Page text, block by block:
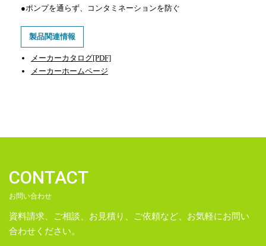
●ポンプを通らず、コンタミネーションを防ぐ
製品関連情報
メーカーカタログ[PDF]
メーカーホームページ
CONTACT
お問い合わせ
資料請求、ご相談、お見積り、ご依頼など、お気軽にお問い
合わせください。